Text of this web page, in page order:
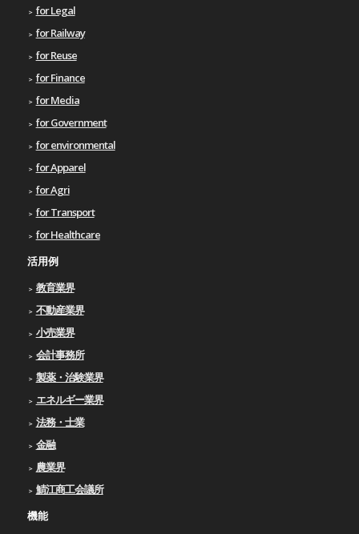
for Legal
for Railway
for Reuse
for Finance
for Media
for Government
for environmental
for Apparel
for Agri
for Transport
for Healthcare
活用例
教育業界
不動産業界
小売業界
会計事務所
製薬・治験業界
エネルギー業界
法務・士業
金融
農業界
鯖江商工会議所
機能